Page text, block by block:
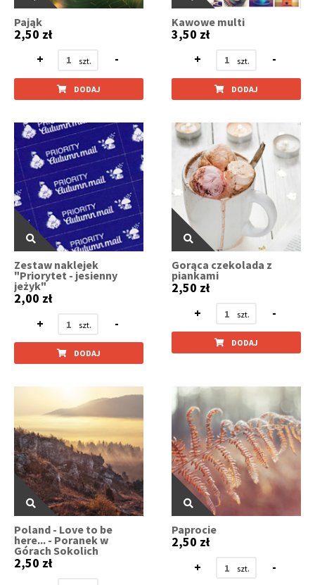
Pająk
2,50 zł
+
-
DODAJ
Kawowe multi
3,50 zł
+
-
DODAJ
Zestaw naklejek
"Priorytet - jesienny
jeżyk"
2,00 zł
+
-
DODAJ
Gorąca czekolada z
piankami
2,50 zł
+
-
DODAJ
Poland - Love to be
here... - Poranek w
Górach Sokolich
2,50 zł
Paprocie
2,50 zł
+
-